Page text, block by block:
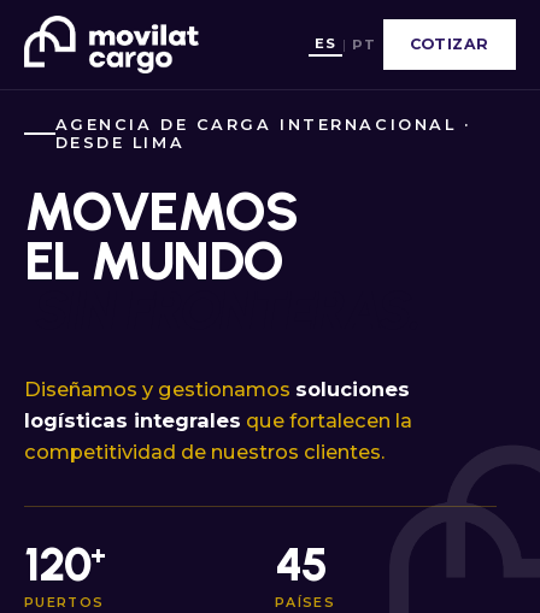
ES | PT COTIZAR
AGENCIA DE CARGA INTERNACIONAL ·
DESDE LIMA
MOVEMOS
EL MUNDO
Diseñamos y gestionamos soluciones
logísticas integrales que fortalecen la
competitividad de nuestros clientes.
120+
PUERTOS
45
PAÍSES